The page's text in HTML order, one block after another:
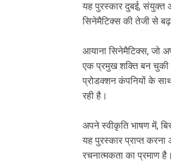
यह पुरस्कार दुबई, संयुक्त
सिनेमैटिक्स की तेजी से
आयाना सिनेमैटिक्स, जो
एक प्रमुख शक्ति बन चुकी
प्रोडक्शन कंपनियों के
रही है।
अपने स्वीकृति भाषण में,
यह पुरस्कार प्राप्त
रचनात्मकता का प्रमाण